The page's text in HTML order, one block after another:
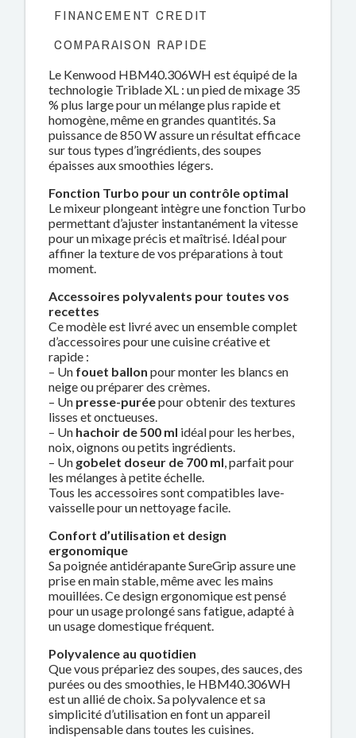
FINANCEMENT CREDIT
COMPARAISON RAPIDE
Le Kenwood HBM40.306WH est équipé de la
technologie Triblade XL : un pied de mixage 35
% plus large pour un mélange plus rapide et
homogène, même en grandes quantités. Sa
puissance de 850 W assure un résultat efficace
sur tous types d’ingrédients, des soupes
épaisses aux smoothies légers.
Fonction Turbo pour un contrôle optimal
Le mixeur plongeant intègre une fonction Turbo
permettant d’ajuster instantanément la vitesse
pour un mixage précis et maîtrisé. Idéal pour
affiner la texture de vos préparations à tout
moment.
Accessoires polyvalents pour toutes vos
recettes
Ce modèle est livré avec un ensemble complet
d’accessoires pour une cuisine créative et
rapide :
– Un fouet ballon pour monter les blancs en
neige ou préparer des crèmes.
– Un presse-puréepour obtenir des textures
lisses et onctueuses.
– Un hachoir de 500 ml idéal pour les herbes,
noix, oignons ou petits ingrédients.
– Un gobelet doseur de 700 ml, parfait pour
les mélanges à petite échelle.
Tous les accessoires sont compatibles lave-
vaisselle pour un nettoyage facile.
Confort d’utilisation et design
ergonomique
Sa poignée antidérapante SureGrip assure une
prise en main stable, même avec les mains
mouillées. Ce design ergonomique est pensé
pour un usage prolongé sans fatigue, adapté à
un usage domestique fréquent.
Polyvalence au quotidien
Que vous prépariez des soupes, des sauces, des
purées ou des smoothies, le HBM40.306WH
est un allié de choix. Sa polyvalence et sa
simplicité d’utilisation en font un appareil
indispensable dans toutes les cuisines.